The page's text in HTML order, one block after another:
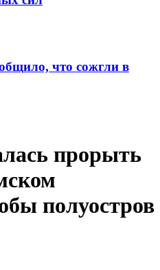
что сожгли в
прорыть
полуостров